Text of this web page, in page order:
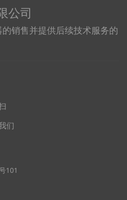
公司
销售并提供后续技术服务的
们
101